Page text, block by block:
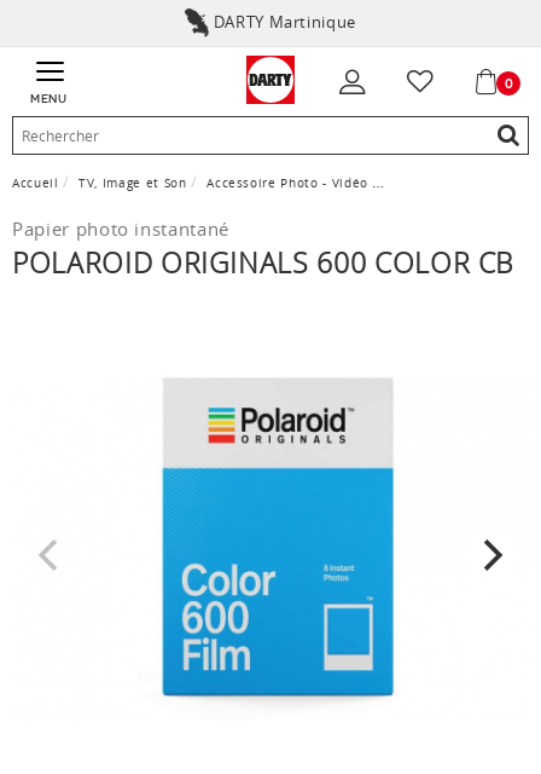
DARTY Martinique
MENU
0
Accueil TV, Image et Son Accessoire Photo - Vidéo
Papier photo instantané
POLAROID ORIGINALS 600 COLOR CB